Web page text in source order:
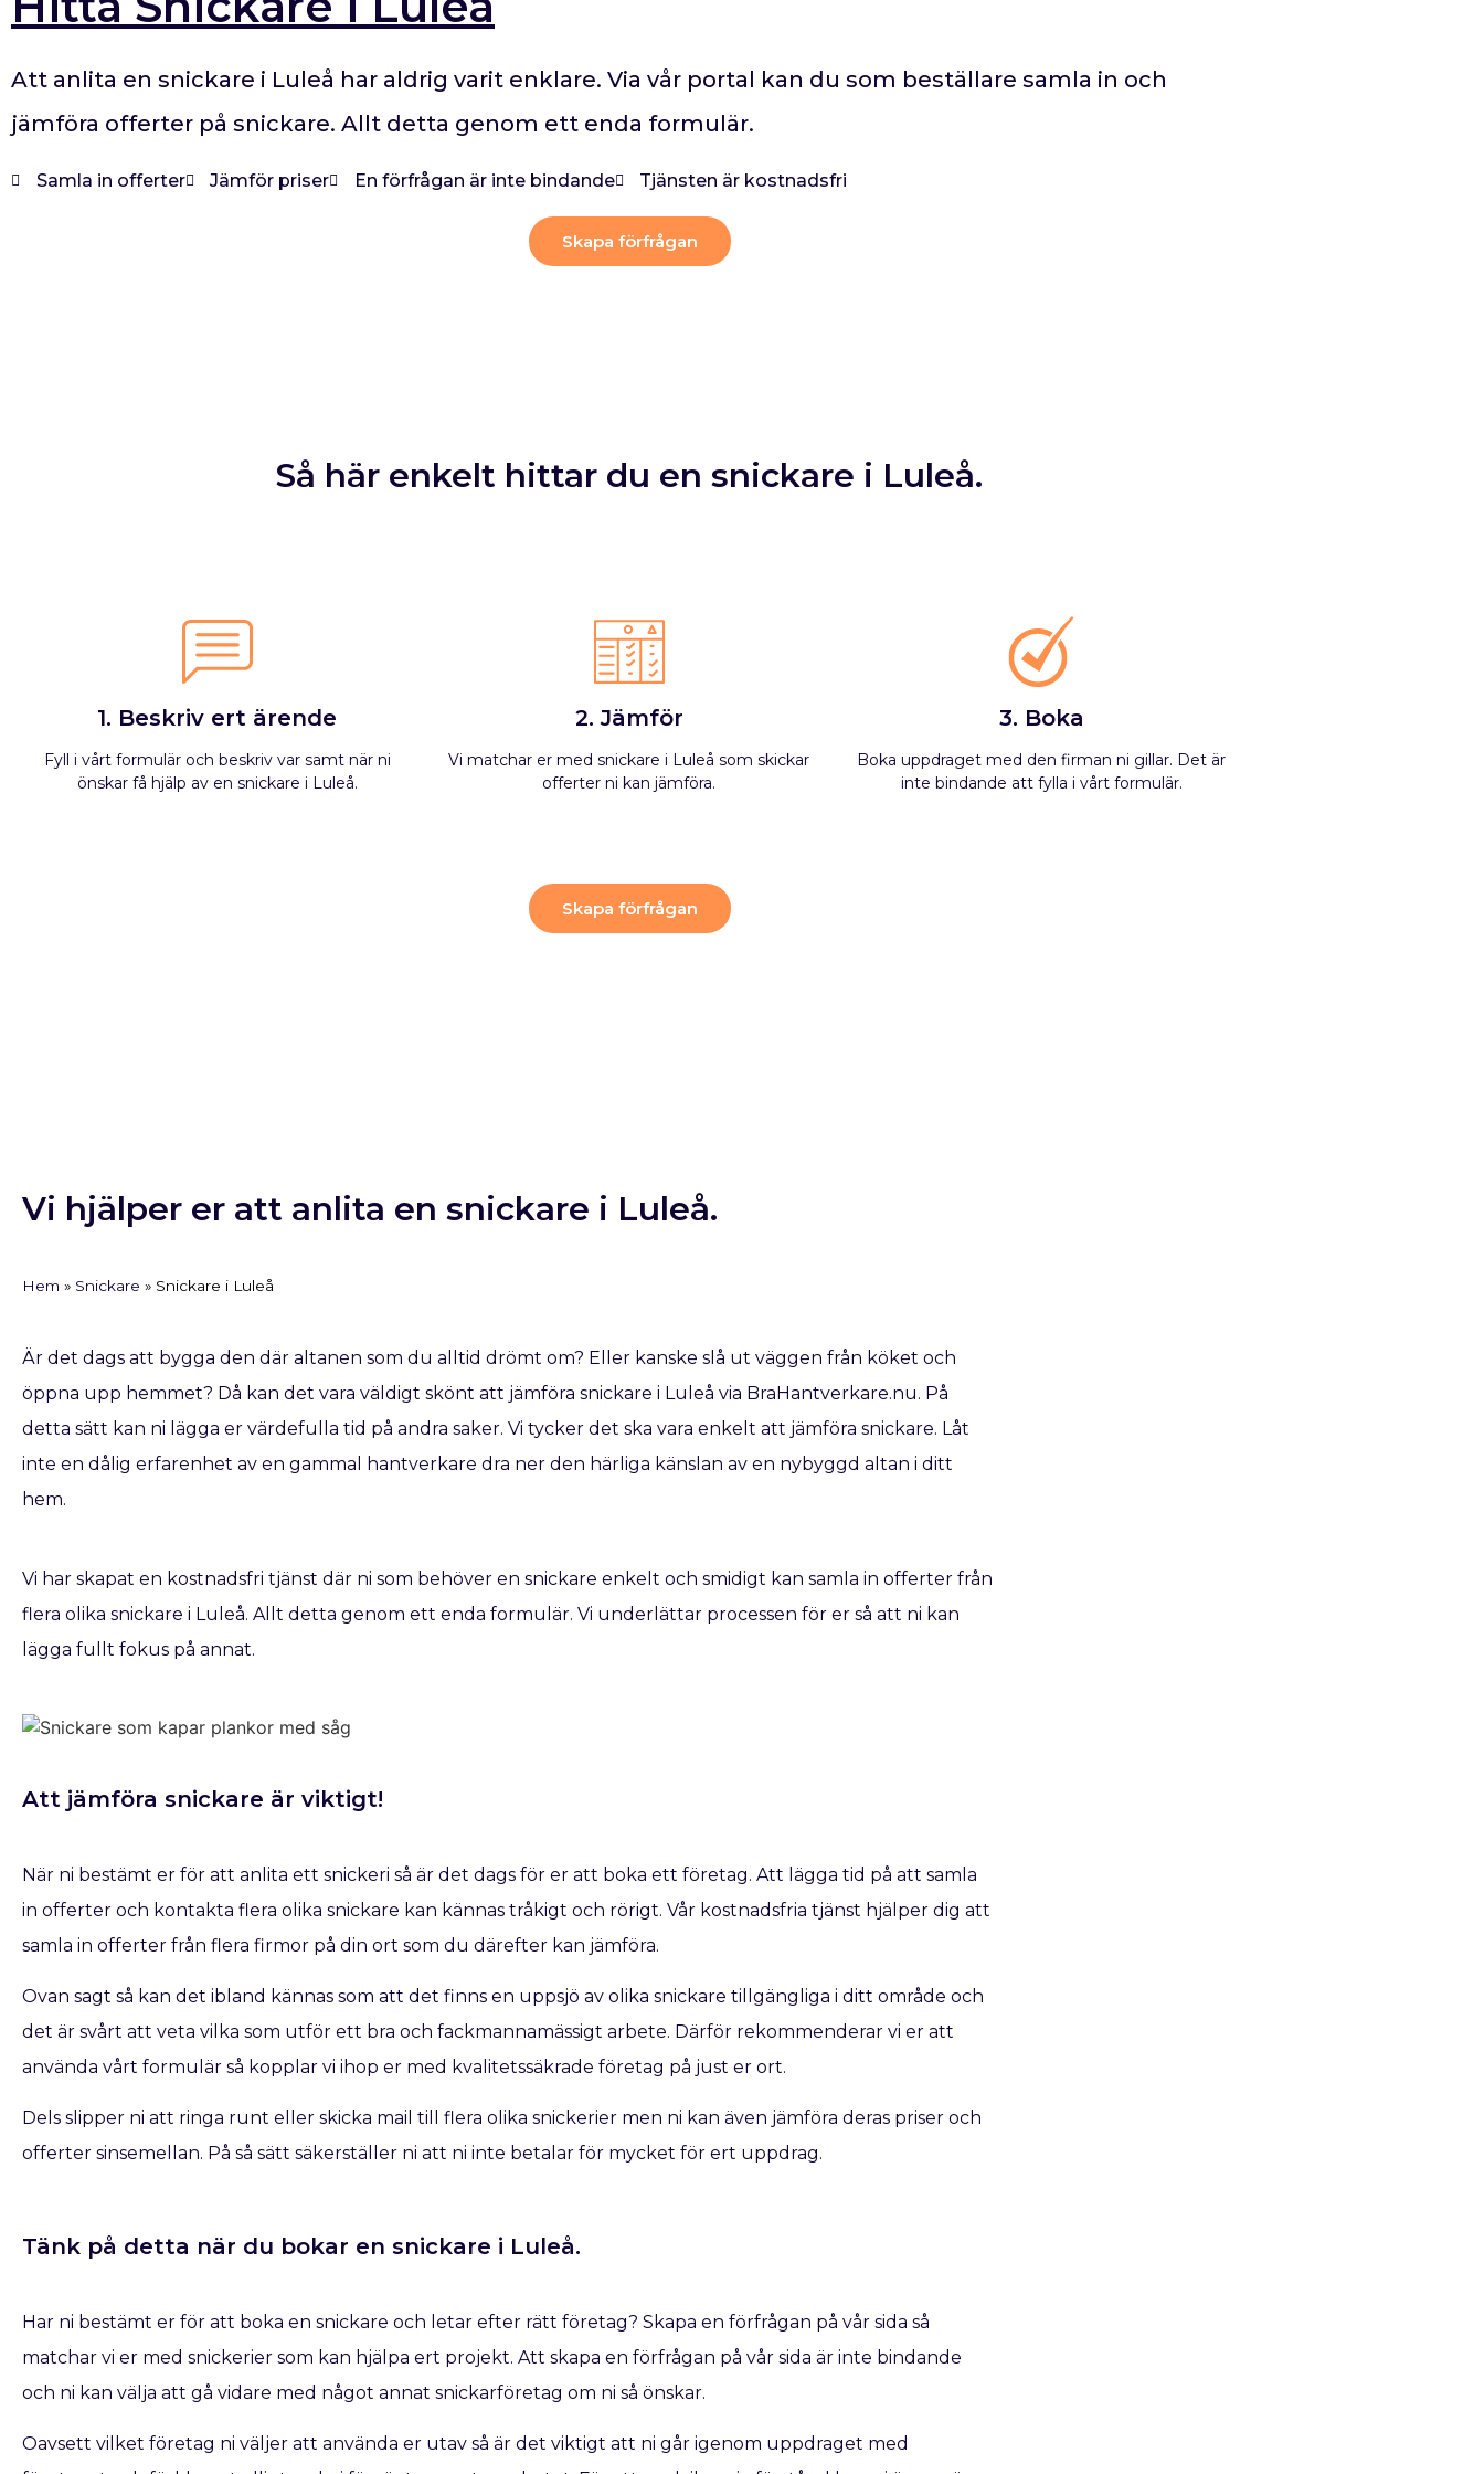
Att anlita en snickare i Luleå har aldrig varit enklare. Via vår portal kan du som beställare samla in och
jämföra offerter på snickare. Allt detta genom ett enda formulär.
Samla in offerter Jämför priser En förfrågan är inte bindande Tjänsten är kostnadsfri
Skapa förfrågan
Så här enkelt hittar du en snickare i Luleå.
1. Beskriv ert ärende
Fyll i vårt formulär och beskriv var samt när ni
önskar få hjälp av en snickare i Luleå.
2. Jämför
Vi matchar er med snickare i Luleå som skickar
offerter ni kan jämföra.
3. Boka
Boka uppdraget med den firman ni gillar. Det är
inte bindande att fylla i vårt formulär.
Skapa förfrågan
Vi hjälper er att anlita en snickare i Luleå.
Hem » Snickare » Snickare i Luleå
Är det dags att bygga den där altanen som du alltid drömt om? Eller kanske slå ut väggen från köket och
öppna upp hemmet? Då kan det vara väldigt skönt att jämföra snickare i Luleå via BraHantverkare.nu. På
detta sätt kan ni lägga er värdefulla tid på andra saker. Vi tycker det ska vara enkelt att jämföra snickare. Låt
inte en dålig erfarenhet av en gammal hantverkare dra ner den härliga känslan av en nybyggd altan i ditt
hem.
Vi har skapat en kostnadsfri tjänst där ni som behöver en snickare enkelt och smidigt kan samla in offerter från
flera olika snickare i Luleå. Allt detta genom ett enda formulär. Vi underlättar processen för er så att ni kan
lägga fullt fokus på annat.
Att jämföra snickare är viktigt!
När ni bestämt er för att anlita ett snickeri så är det dags för er att boka ett företag. Att lägga tid på att samla
in offerter och kontakta flera olika snickare kan kännas tråkigt och rörigt. Vår kostnadsfria tjänst hjälper dig att
samla in offerter från flera firmor på din ort som du därefter kan jämföra.
Ovan sagt så kan det ibland kännas som att det finns en uppsjö av olika snickare tillgängliga i ditt område och
det är svårt att veta vilka som utför ett bra och fackmannamässigt arbete. Därför rekommenderar vi er att
använda vårt formulär så kopplar vi ihop er med kvalitetssäkrade företag på just er ort.
Dels slipper ni att ringa runt eller skicka mail till flera olika snickerier men ni kan även jämföra deras priser och
offerter sinsemellan. På så sätt säkerställer ni att ni inte betalar för mycket för ert uppdrag.
Tänk på detta när du bokar en snickare​ i Luleå.
Har ni bestämt er för att boka en snickare och letar efter rätt företag? Skapa en förfrågan på vår sida så
matchar vi er med snickerier som kan hjälpa ert projekt. Att skapa en förfrågan på vår sida är inte bindande
och ni kan välja att gå vidare med något annat snickarföretag om ni så önskar.
Oavsett vilket företag ni väljer att använda er utav så är det viktigt att ni går igenom uppdraget med